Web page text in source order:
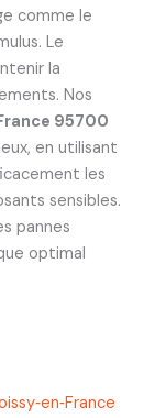
comme le
Le
la
Nos
95700
en utilisant
les
sensibles.
pannes
optimal